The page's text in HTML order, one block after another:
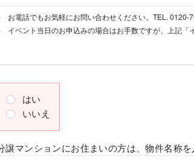
お電話でもお気軽にお問い合わせください。TEL.
イベント当日のお申込みの場合はお手数ですが、上記「
はい
いいえ
譲マンションにお住まいの方は、物件名称を